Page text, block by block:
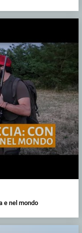
e nel mondo